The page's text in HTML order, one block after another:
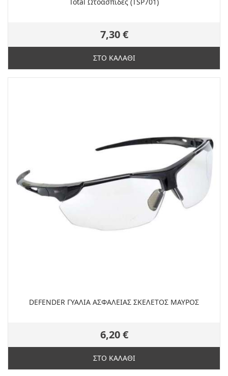
7,30 €
ΣΤΟ ΚΑΛΑΘΙ
DEFENDER ΓΥΑΛΙΑ ΑΣΦΑΛΕΙΑΣ ΣΚΕΛΕΤΟΣ ΜΑΥΡΟΣ
6,20 €
ΣΤΟ ΚΑΛΑΘΙ